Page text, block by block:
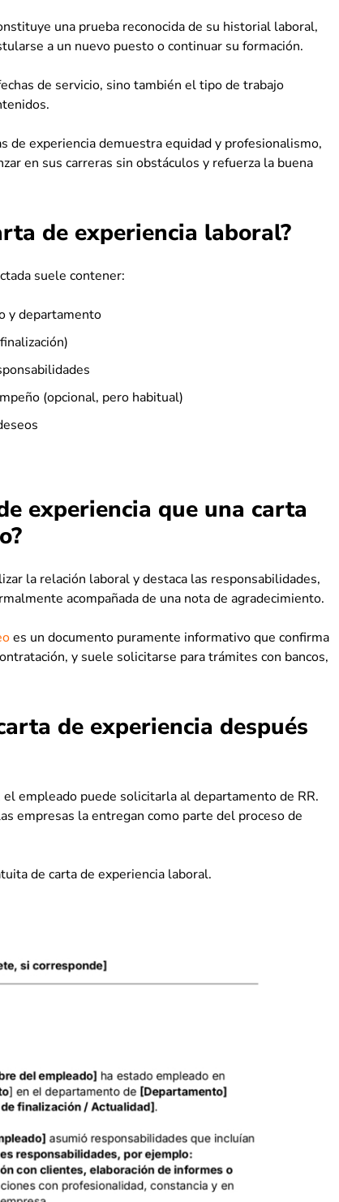
una prueba reconocida de su historial laboral,
a un nuevo puesto o continuar su formación.
de servicio, sino también el tipo de trabajo
de experiencia demuestra equidad y profesionalismo,
en sus carreras sin obstáculos y refuerza la buena
de experiencia laboral?
suele contener:
y departamento
(opcional, pero habitual)
experiencia que una carta
la relación laboral y destaca las responsabilidades,
acompañada de una nota de agradecimiento.
es un documento puramente informativo que confirma
y suele solicitarse para trámites con bancos,
de experiencia después
empleado puede solicitarla al departamento de RR.
empresas la entregan como parte del proceso de
de carta de experiencia laboral.